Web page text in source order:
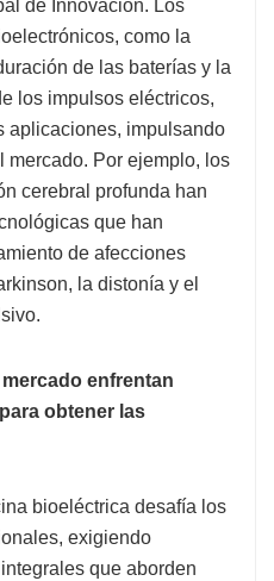
de Innovación. Los
como la
de las baterías y la
los impulsos eléctricos,
aplicaciones, impulsando
mercado. Por ejemplo, los
cerebral profunda han
que han
de afecciones
la distonía y el
enfrentan
obtener las
bioeléctrica desafía los
exigiendo
que aborden